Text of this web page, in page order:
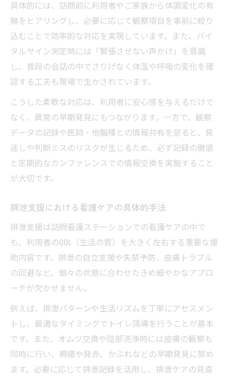
具体的には、訪問前に利用者やご家族から体調変化の有
無をヒアリングし、必要に応じて観察項目を事前に絞り
込むことで効率的な対応を実現しています。また、バイ
タルサイン測定時には「緊張させない声かけ」を意識
し、普段の会話の中でさりげなく体温や呼吸の変化を確
認する工夫も現場で生かされています。
こうした柔軟な対応は、利用者に安心感を与えるだけで
なく、異常の早期発見にもつながります。一方で、観察
データの記録や医師・他職種との情報共有を怠ると、見
逃しや判断ミスのリスクが生じるため、必ず記録の徹底
と定期的なカンファレンスでの情報交換を実施すること
が大切です。
排泄支援における看護ケアの具体的手法
排泄支援は訪問看護ステーションでの看護ケアの中で
も、利用者のQOL（生活の質）を大きく左右する重要な援
助内容です。排泄の自立支援や失禁予防、皮膚トラブル
の回避など、個々の状態に合わせたきめ細やかなアプロ
ーチが欠かせません。
例えば、排泄パターンや生活リズムを丁寧にアセスメン
トし、最適なタイミングでトイレ誘導を行うことが基本
です。また、オムツ交換や陰部洗浄時には皮膚の観察も
同時に行い、褥瘡や発赤、かぶれなどの早期発見に努め
ます。必要に応じて排泄記録を活用し、排泄ケアの見直